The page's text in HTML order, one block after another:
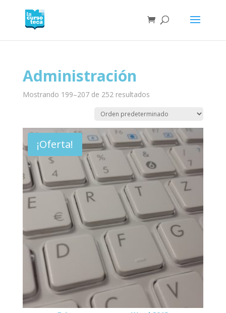
Administración
Mostrando 199–207 de 252 resultados
¡Oferta!